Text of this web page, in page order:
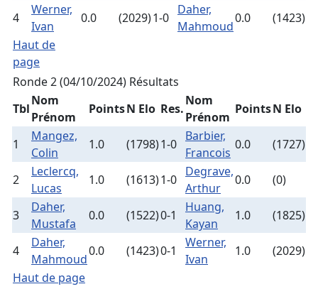
4
Werner,
Ivan
0.0 (2029)1-0
Daher,
Mahmoud
0.0
(1423)
Haut de
page
Ronde 2 (04/10/2024) Résultats
Tbl
Nom
Prénom
PointsN Elo Res.
Nom
Prénom
PointsN Elo
1
Mangez,
Colin
1.0 (1798)1-0
Barbier,
Francois
0.0 (1727)
2
Leclercq,
Lucas
1.0 (1613)1-0
Degrave,
Arthur
0.0 (0)
3
Daher,
Mustafa
0.0 (1522)0-1
Huang,
Kayan
1.0 (1825)
4
Daher,
Mahmoud
0.0 (1423)0-1
Werner,
Ivan
1.0
(2029)
Haut de page